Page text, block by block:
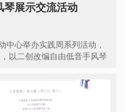
琴展示交流活动
中心举办实践周系列活动，
以二创改编自由低音手风琴